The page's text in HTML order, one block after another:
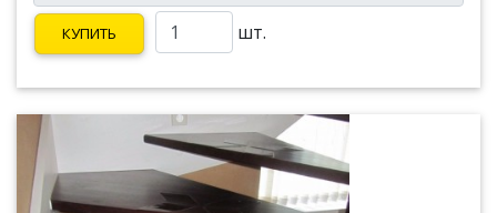
КУПИТЬ шт.